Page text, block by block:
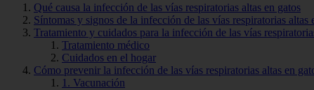
Qué causa la infección de las vías respiratorias altas en gatos
Síntomas y signos de la infección de las vías respiratorias altas
Tratamiento y cuidados para la infección de las vías
Tratamiento médico
Cuidados en el hogar
Cómo prevenir la infección de las vías respiratorias altas en
1. Vacunación